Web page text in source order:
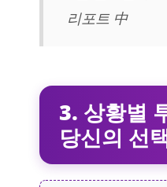
리포트 中
3. 상황별
당신의 선